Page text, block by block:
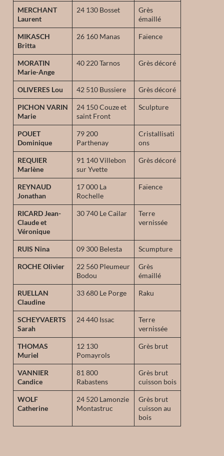
MERCHANT
Laurent
24 130 Bosset
Grès
émaillé
MIKASCH
Britta
26 160 Manas Faïence
MORATIN
Marie-Ange
40 220 Tarnos Grès décoré
OLIVERES Lou 42 510 Bussiere Grès décoré
PICHON VARIN
Marie
24 150 Couze et
saint Front
Sculpture
POUET
Dominique
79 200
Parthenay
Cristallisati
ons
REQUIER
Marlène
91 140 Villebon
sur Yvette
Grès décoré
REYNAUD
Jonathan
17 000 La
Rochelle
Faïence
RICARD Jean-
Claude et
Véronique
30 740 Le Cailar
Terre
vernissée
RUIS Nina 09 300 Belesta Scumpture
ROCHE Olivier
22 560 Pleumeur
Bodou
Grès
émaillé
RUELLAN
Claudine
33 680 Le Porge Raku
SCHEYVAERTS
Sarah
24 440 Issac
Terre
vernissée
THOMAS
Muriel
12 130
Pomayrols
Grès brut
VANNIER
Candice
81 800
Rabastens
Grès brut
cuisson bois
WOLF
Catherine
24 520 Lamonzie
Montastruc
Grès brut
cuisson au
bois